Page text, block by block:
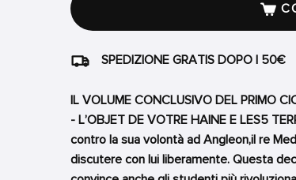
SPEDIZIONE GRATIS DOPO I 50€
IL VOLUME CONCLUSIVO DEL PRIMO
- L’OBJET DE VOTRE HAINE E LES5
contro la sua volontà ad Angleon,il re
discutere con lui liberamente. Questa